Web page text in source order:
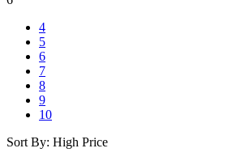
4
5
6
7
8
9
10
Sort By: High Price